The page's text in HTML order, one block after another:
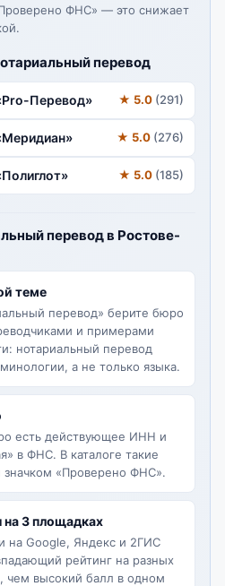
ФНС» — это снижает
перевод
Перевод» ★ 5.0 (291)
★ 5.0 (276)
★ 5.0 (185)
перевод в Ростове-
теме
перевод» берите бюро
и примерами
нотариальный перевод
а не только языка.
есть действующее ИНН и
в ФНС. В каталоге такие
«Проверено ФНС».
3 площадках
на Google, Яндекс и 2ГИС
рейтинг на разных
чем высокий балл в одном